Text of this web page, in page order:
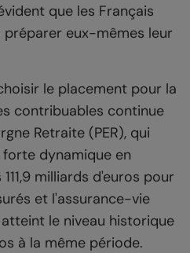
que les Français
eux-mêmes leur
le placement pour la
contribuables continue
Retraite (PER), qui
dynamique en
milliards d'euros pour
et l'assurance-vie
le niveau historique
à la même période.